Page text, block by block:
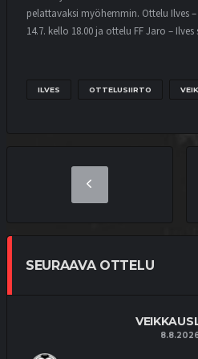
pelattavaksi myöhemmin. Ottelu Ilves
14.7. kello 18.00 ja ottelu FF Jaro –
ILVES OTTELUSIIRTO
SEURAAVA OTTELU